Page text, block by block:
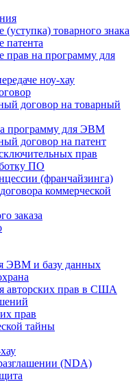
товарного знака
патента
прав на программу для
ноу-хау
договор на товарный
программу для ЭВМ
договор на патент
прав
ПО
(франчайзинга)
коммерческой
заказа
ЭВМ и базу данных
авторских прав в США
прав
тайны
(NDA)